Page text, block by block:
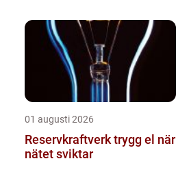
01 augusti 2026
Reservkraftverk trygg el när
nätet sviktar